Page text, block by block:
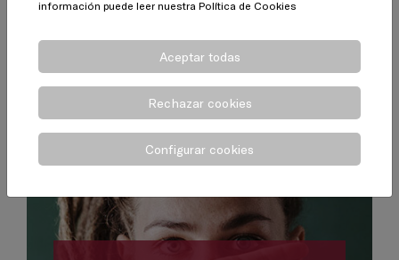
información puede leer nuestra Política de Cookies
Aceptar todas
Rechazar cookies
Configurar cookies